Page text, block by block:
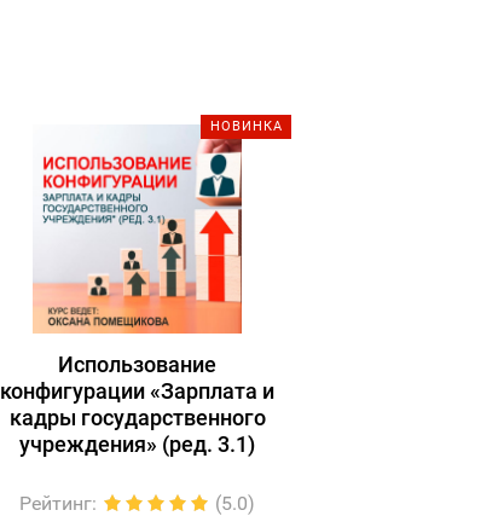
НОВИНКА
Использование
конфигурации «Зарплата и
кадры государственного
учреждения» (ред. 3.1)
Рейтинг: (5.0)